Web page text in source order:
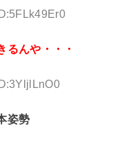
るんや・・・
姿勢